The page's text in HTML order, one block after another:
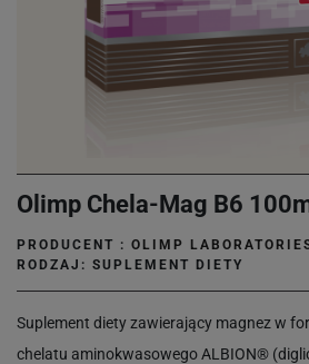
Olimp Chela-Mag B6
PRODUCENT : OLIMP
RODZAJ: SUPLEMENT DIETY
Suplement diety zawierający magnez w
chelatu aminokwasowego ALBION®